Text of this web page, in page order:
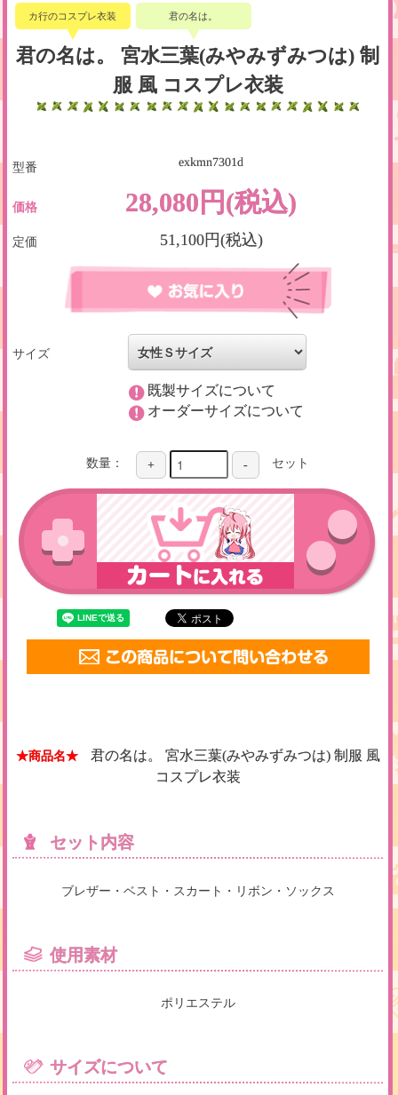
カ行のコスプレ衣装 君の名は。
君の名は。 宮水三葉(みやみずみつは) 制
服 風 コスプレ衣装
型番 exkmn7301d
価格 28,080円(税込)
定価 51,100円(税込)
サイズ
既製サイズについて
オーダーサイズについて
数量： + - セット
★商品名★
君の名は。 宮水三葉(みやみずみつは) 制服 風
コスプレ衣装
セット内容
ブレザー・ベスト・スカート・リボン・ソックス
使用素材
ポリエステル
サイズについて